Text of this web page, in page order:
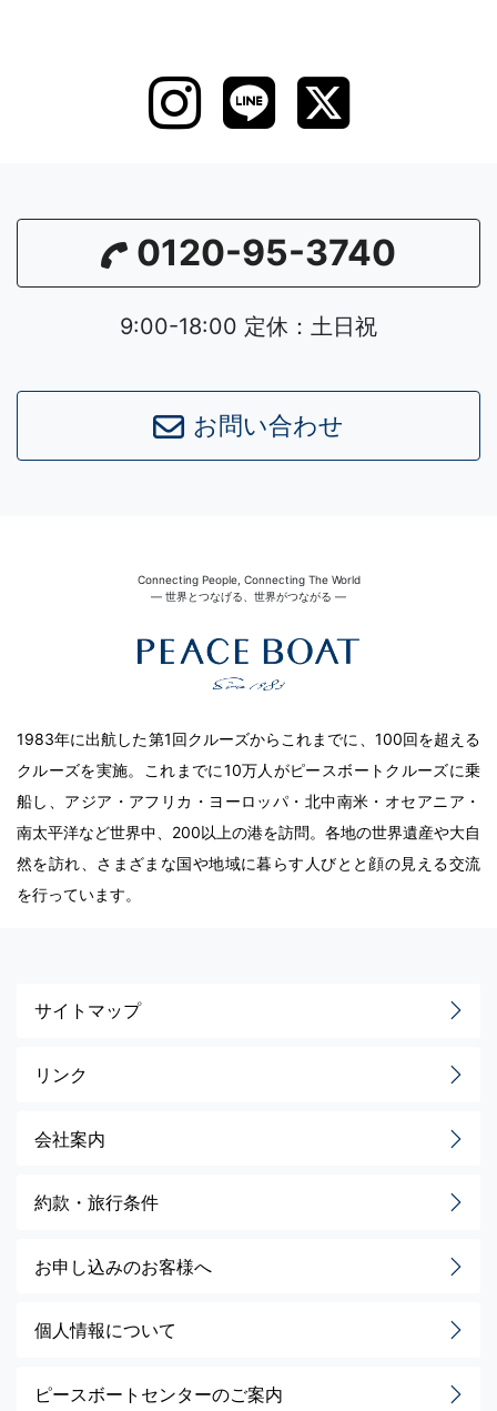
0120-95-3740
9:00-18:00 定休：土日祝
お問い合わせ
Connecting People, Connecting The World
― 世界とつなげる、世界がつながる ―
1983年に出航した第1回クルーズからこれまでに、100回を超える
クルーズを実施。これまでに10万人がピースボートクルーズに乗
船し、アジア・アフリカ・ヨーロッパ・北中南米・オセアニア・
南太平洋など世界中、200以上の港を訪問。各地の世界遺産や大自
然を訪れ、さまざまな国や地域に暮らす人びとと顔の見える交流
を行っています。
サイトマップ
リンク
会社案内
約款・旅行条件
お申し込みのお客様へ
個人情報について
ピースボートセンターのご案内